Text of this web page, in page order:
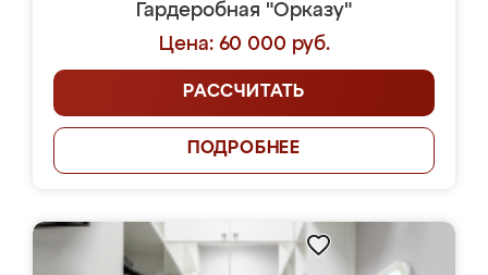
Гардеробная "Орказу"
Цена: 60 000 руб.
РАССЧИТАТЬ
ПОДРОБНЕЕ